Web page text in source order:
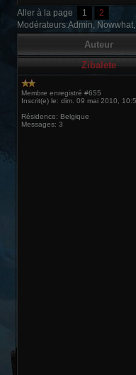
Aller à la page 1
2
Modérateurs:Admin,
Auteur
Zibalete
Membre enregistré #655
Inscrit(e) le: dim. 09 mai 2010,
Résidence: Belgique
Messages: 3